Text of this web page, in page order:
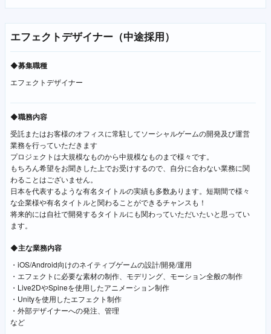
エフェクトデザイナー（中途採用）
◆募集職種
エフェクトデザイナー
◆職務内容
受託またはお客様のオフィスに常駐してソーシャルゲームの開発及び運営
業務を行っていただきます
プロジェクトは大規模なものから中規模なものまで様々です。
もちろん希望をお聞きした上でお受けするので、自分に合わない業務に関
わることはございません。
日本を代表するような有名タイトルの実績も多数あります。短期間で様々
な企業様や有名タイトルと関わることができるチャンスも！
将来的には自社で開発するタイトルにも関わっていただいたいと思ってい
ます。
◆主な業務内容
・iOS/Android向けのネイティブゲームの設計/開発/運用
・エフェクトに必要な素材の制作、モデリング、モーション全般の制作
・Live2DやSpineを使用したアニメーション制作
・Unityを使用したエフェクト制作
・外部デザイナーへの発注、管理
など